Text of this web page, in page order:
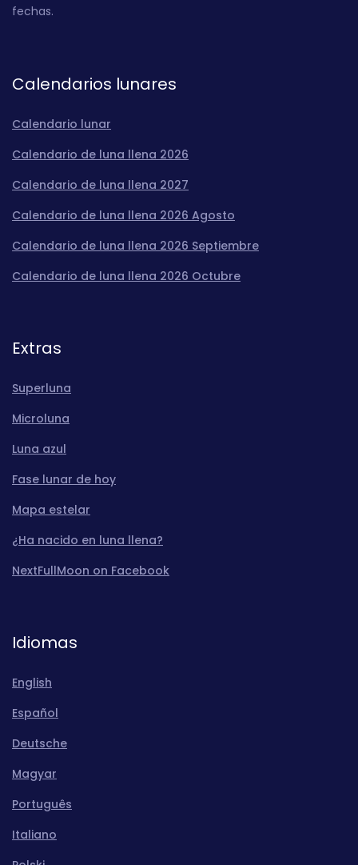
fechas.
Calendarios lunares
Calendario lunar
Calendario de luna llena 2026
Calendario de luna llena 2027
Calendario de luna llena 2026 Agosto
Calendario de luna llena 2026 Septiembre
Calendario de luna llena 2026 Octubre
Extras
Superluna
Microluna
Luna azul
Fase lunar de hoy
Mapa estelar
¿Ha nacido en luna llena?
NextFullMoon on Facebook
Idiomas
English
Español
Deutsche
Magyar
Português
Italiano